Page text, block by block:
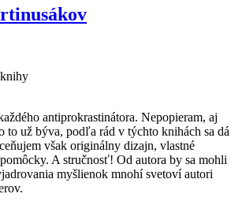
antiprokrastinátora. Nepopieram, aj
to už býva, podľa rád v týchto knihách sa dá
však originálny dizajn, vlastné
A stručnosť! Od autora by sa mohli
myšlienok mnohí svetoví autori